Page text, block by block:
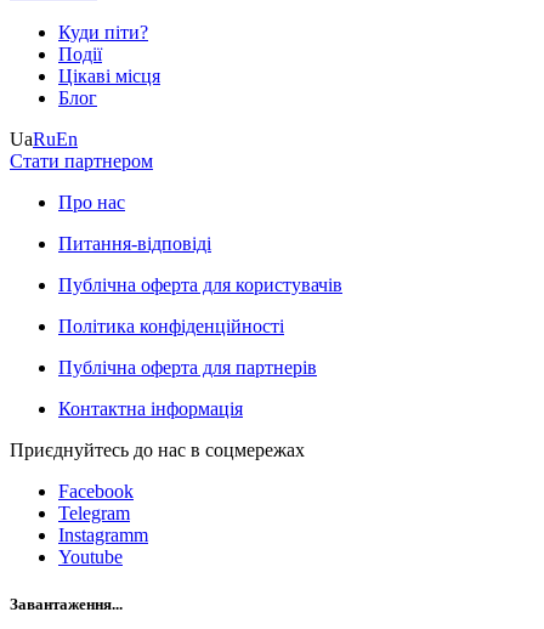
Куди піти?
Події
Цікаві місця
Блог
UaRuEn
Стати партнером
Про нас
Питання-відповіді
Публічна оферта для користувачів
Політика конфіденційності
Публічна оферта для партнерів
Контактна інформація
Приєднуйтесь до нас в соцмережах
Facebook
Telegram
Instagramm
Youtube
Завантаження...